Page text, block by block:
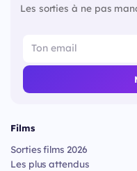
Les sorties à ne pas
Films
Sorties films 2026
Les plus attendus